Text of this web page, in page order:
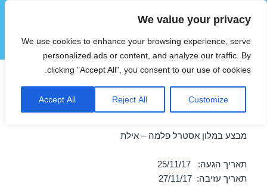
We value your privacy
We use cookies to enhance your browsing experience, serve
personalized ads or content, and analyze our traffic. By
clicking "Accept All", you consent to our use of cookies.
Customize
Reject All
Accept All
הוטצימר
תפריטים
ווידג'טים
חופשה במלון אסטרל פלמה –
אילת 25/11/2017
מבצע במלון אסטרל פלמה – אילת
תאריך הגעה: 25/11/17
תאריך עזיבה: 27/11/17